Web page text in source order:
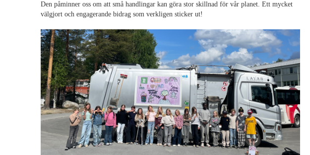
Den påminner oss om att små handlingar kan göra stor skillnad för vår planet. Ett mycket
välgjort och engagerande bidrag som verkligen sticker ut!